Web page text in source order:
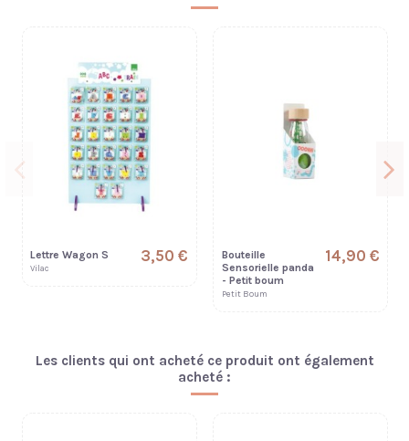
Lettre Wagon S
Vilac
3,50 €
Bouteille
Sensorielle panda
- Petit boum
Petit Boum
14,90 €
Les clients qui ont acheté ce produit ont également
acheté :